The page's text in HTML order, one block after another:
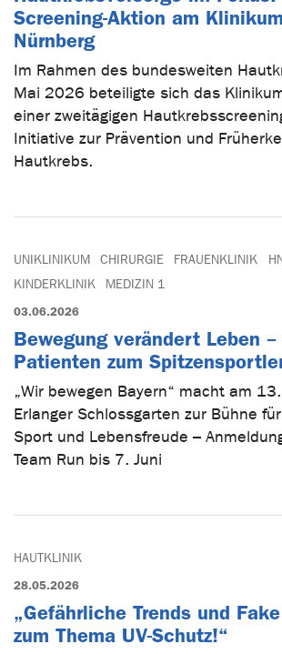
Screening-Aktion am Klinikum
Nürnberg
Im Rahmen des bundesweiten
Mai 2026 beteiligte sich das
einer zweitägigen
Initiative zur Prävention und
Hautkrebs.
UNIKLINIKUM CHIRURGIE FRAUENKLINIK
KINDERKLINIK
MEDIZIN 1
03.06.2026
Bewegung verändert Leben –
Patienten zum
„Wir bewegen Bayern“ macht am
Erlanger Schlossgarten zur Bühne
Sport und Lebensfreude –
Team Run bis 7. Juni
HAUTKLINIK
28.05.2026
„Gefährliche Trends und
zum Thema UV-Schutz!“